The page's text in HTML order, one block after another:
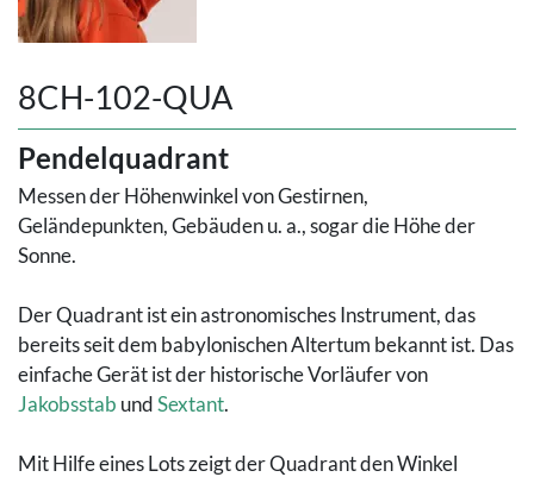
8CH-102-QUA
Pendelquadrant
Messen der Höhenwinkel von Gestirnen,
Geländepunkten, Gebäuden u. a., sogar die Höhe der
Sonne.
Der Quadrant ist ein astronomisches Instrument, das
bereits seit dem babylonischen Altertum bekannt ist. Das
einfache Gerät ist der historische Vorläufer von
Jakobsstab undSextant.
Mit Hilfe eines Lots zeigt der Quadrant den Winkel